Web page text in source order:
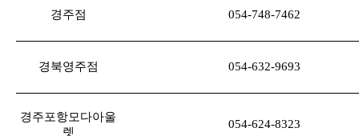
경주점 054-748-7462
경북영주점 054-632-9693
경주포항모다아울
렛
054-624-8323